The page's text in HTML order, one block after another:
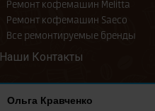
Ольга Кравченко
Ремонт кофемашин Melitta
Ремонт кофемашин Saeco
Все ремонтируемые бренды
Наши Контакты